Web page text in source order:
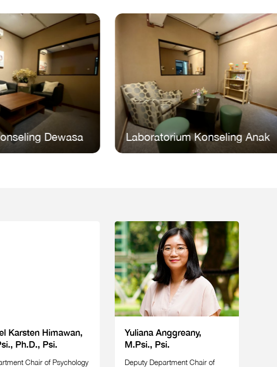
Laboratorium Konseling Anak
Karsten Himawan,
Ph.D., Psi.
Chair of Psychology
Yuliana Anggreany,
M.Psi., Psi.
Deputy Department Chair of